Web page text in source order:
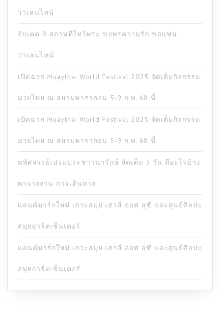
วาเลนไทน์
อัปเดต 9 สถานที่ไหว้พระ ขอพรความรัก ขอแฟน
วาเลนไทน์
เปิดฉาก Muaythai World Festival 2025 จัดเต็มกิจกรรม
มวยไทย ณ สยามพารากอน 5-9 ก.พ. 68 นี้
เปิดฉาก Muaythai World Festival 2025 จัดเต็มกิจกรรม
มวยไทย ณ สยามพารากอน 5-9 ก.พ. 68 นี้
มหัศจรรย์เปรมประชาวนารักษ์ จัดเต็ม 3 วัน มีอะไรบ้าง
ตารางงาน การเดินทาง
แลนด์มาร์กใหม่ เกาะสมุย เฮาส์ ออฟ ลูซี และศูนย์ศิลปะ
สมุยอาร์ตเซ็นเตอร์
แลนด์มาร์กใหม่ เกาะสมุย เฮาส์ ออฟ ลูซี และศูนย์ศิลปะ
สมุยอาร์ตเซ็นเตอร์